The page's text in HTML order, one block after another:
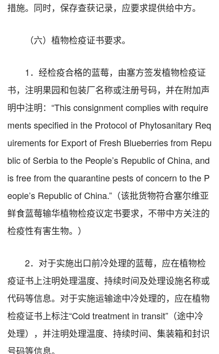
措施。同时，保存查获记录，应要求提供给中方。
（六）植物检疫证书要求。
1．经检疫合格的蓝莓，由塞方签发植物检疫证
书，注明果园和包装厂名称或注册号码，并在附加声
明中注明：“This consignment complies with require
ments specified in the Protocol of Phytosanitary Req
uirements for Export of Fresh Blueberries from Repu
blic of Serbia to the People’s Republic of China, and
is free from the quarantine pests of concern to the P
eople’s Republic of China.”（该批货物符合塞尔维亚
鲜食蓝莓输华植物检疫议定书要求，不带中方关注的
检疫性有害生物。）
2．对于实施出口前冷处理的蓝莓，应在植物检
疫证书上注明处理温度、持续时间及处理设施名称或
代码等信息。对于实施运输途中冷处理的，应在植物
检疫证书上标注“Cold treatment in transit”（途中冷
处理），并注明处理温度、持续时间、集装箱和封识
号码等信息。